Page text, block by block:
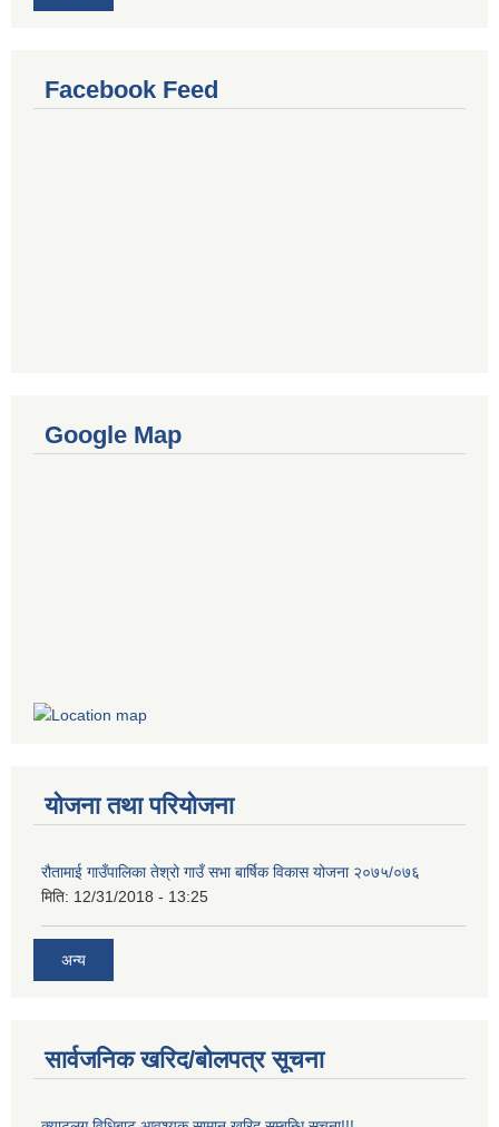
Facebook Feed
Google Map
योजना तथा परियोजना
रौतामाई गाउँपालिका तेश्रो गाउँ सभा बार्षिक विकास योजना २०७५/०७६
मिति: 12/31/2018 - 13:25
अन्य
सार्वजनिक खरिद/बोलपत्र सूचना